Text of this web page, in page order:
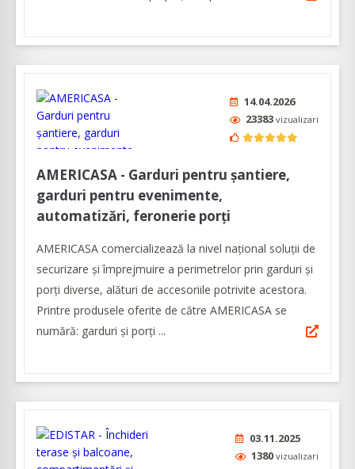
14.04.2026
23383 vizualizari
AMERICASA - Garduri pentru șantiere,
garduri pentru evenimente,
automatizări, feronerie porți
AMERICASA comercializează la nivel naţional soluţii de
securizare şi împrejmuire a perimetrelor prin garduri şi
porţi diverse, alături de accesoriile potrivite acestora.
Printre produsele oferite de către AMERICASA se
numără: garduri și porți ...
03.11.2025
1380 vizualizari